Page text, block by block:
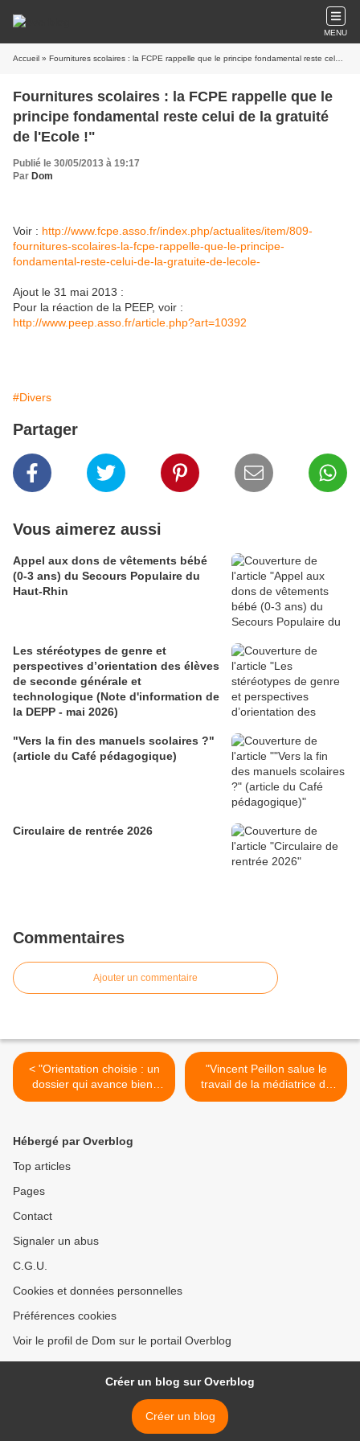
MENU
Accueil » Fournitures scolaires : la FCPE rappelle que le principe fondamental reste celui de la gratuité de l'Ecole !"
Fournitures scolaires : la FCPE rappelle que le
principe fondamental reste celui de la gratuité
de l'Ecole !"
Publié le 30/05/2013 à 19:17
Par Dom
Voir : http://www.fcpe.asso.fr/index.php/actualites/item/809-
fournitures-scolaires-la-fcpe-rappelle-que-le-principe-
fondamental-reste-celui-de-la-gratuite-de-lecole-
Ajout le 31 mai 2013 :
Pour la réaction de la PEEP, voir :
http://www.peep.asso.fr/article.php?art=10392
#Divers
Partager
Vous aimerez aussi
Appel aux dons de vêtements bébé
(0-3 ans) du Secours Populaire du
Haut-Rhin
Les stéréotypes de genre et
perspectives d’orientation des élèves
de seconde générale et
technologique (Note d'information de
la DEPP - mai 2026)
"Vers la fin des manuels scolaires ?"
(article du Café pédagogique)
Circulaire de rentrée 2026
Commentaires
Ajouter un commentaire
< "Orientation choisie : un
dossier qui avance bien"
(article du blog "Changer
"Vincent Peillon salue le
travail de la médiatrice de
l'éducation nationale et de
Hébergé par Overblog
Top articles
Pages
Contact
Signaler un abus
C.G.U.
Cookies et données personnelles
Préférences cookies
Voir le profil de Dom sur le portail Overblog
Créer un blog sur Overblog
Créer un blog